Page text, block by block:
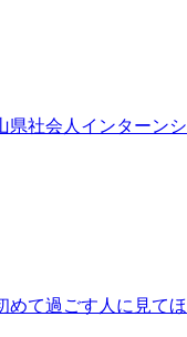
県社会人インターン
めて過ごす人に見て